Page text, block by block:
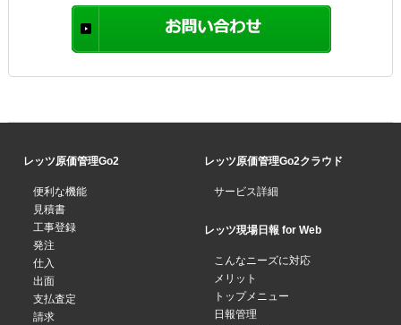
レッツ原価管理Go2
便利な機能
見積書
工事登録
発注
仕入
出面
支払査定
請求
レッツ原価管理Go2クラウド
サービス詳細
レッツ現場日報 for Web
こんなニーズに対応
メリット
トップメニュー
日報管理